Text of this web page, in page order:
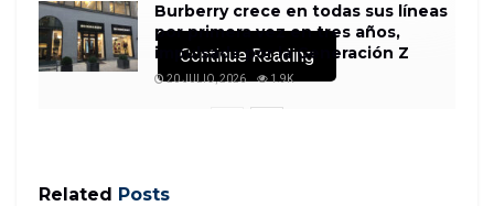
Burberry crece en todas sus líneas
por primera vez en tres años,
impulsada por la Generación Z
20 JULIO, 2026 1.9K
¿Quién ha dicho que los metaversos están en
Continue Reading
Related Posts